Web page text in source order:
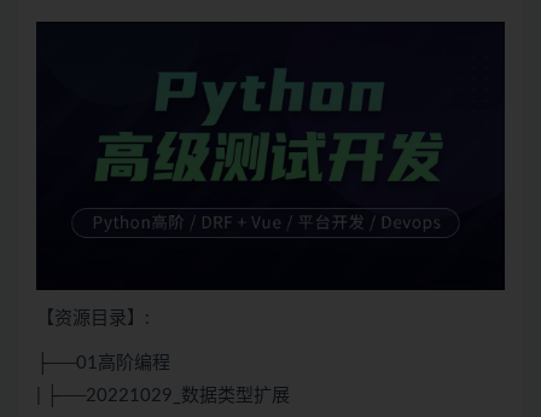
【资源目录】:
├──01高阶编程
| ├──20221029_数据类型扩展